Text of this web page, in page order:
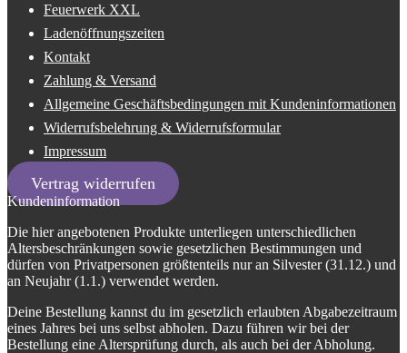
Feuerwerk XXL
Ladenöffnungszeiten
Kontakt
Zahlung & Versand
Allgemeine Geschäftsbedingungen mit Kundeninformationen
Widerrufsbelehrung & Widerrufsformular
Impressum
Vertrag widerrufen
Kundeninformation
Die hier angebotenen Produkte unterliegen unterschiedlichen
Altersbeschränkungen sowie gesetzlichen Bestimmungen und
dürfen von Privatpersonen größtenteils nur an Silvester (31.12.) und
an Neujahr (1.1.) verwendet werden.
Deine Bestellung kannst du im gesetzlich erlaubten Abgabezeitraum
eines Jahres bei uns selbst abholen. Dazu führen wir bei der
Bestellung eine Altersprüfung durch, als auch bei der Abholung.